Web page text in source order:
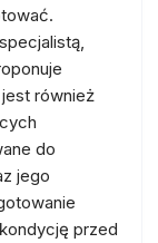
również
do
jego
przed